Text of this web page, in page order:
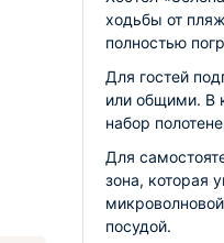
ходьбы от
полностью
Для гостей
или общими. В
набор
Для
зона, которая
посудой.